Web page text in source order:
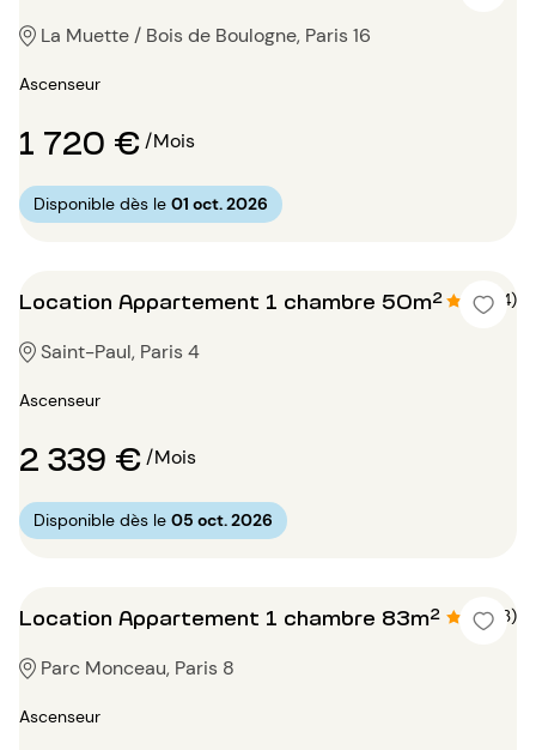
La Muette / Bois de Boulogne, Paris 16
Ascenseur
1 720 €/Mois
Disponible dès le 01 oct. 2026
Location Appartement 1 chambre 50m² 4.8 (4)
Saint-Paul, Paris 4
Ascenseur
2 339 €/Mois
Disponible dès le 05 oct. 2026
Location Appartement 1 chambre 83m² 4.3 (3)
Parc Monceau, Paris 8
Ascenseur